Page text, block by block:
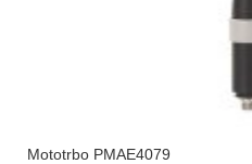
Mototrbo PMAE4079